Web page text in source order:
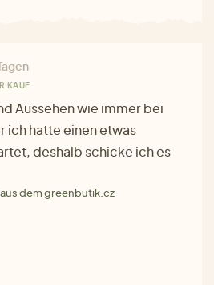
KAUF
Aussehen wie immer bei
ich hatte einen etwas
deshalb schicke ich es
dem greenbutik.cz